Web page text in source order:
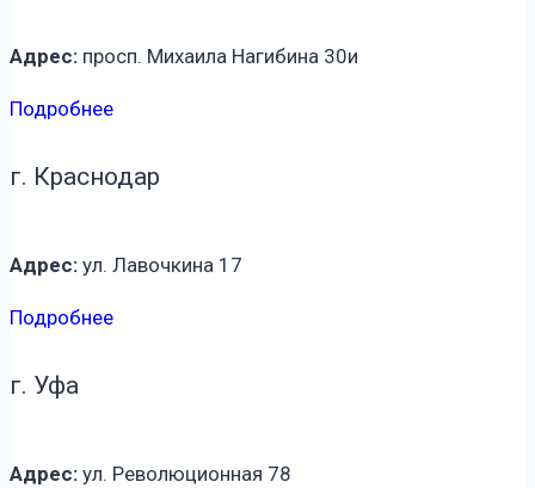
Адрес: просп. Михаила Нагибина 30и
Подробнее
г. Краснодар
Адрес: ул. Лавочкина 17
Подробнее
г. Уфа
Адрес: ул. Революционная 78